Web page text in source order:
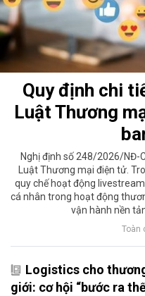
Quy định chi
Luật Thương
Nghị định số 248/2026/NĐ-
Luật Thương mại điện tử.
quy chế hoạt động
cá nhân trong hoạt động
vận hành nền
Toàn
Logistics cho
giới: cơ hội “bước ra